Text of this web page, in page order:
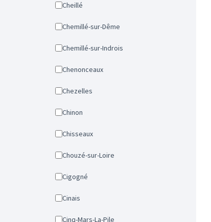
Cheillé
Chemillé-sur-Dême
Chemillé-sur-Indrois
Chenonceaux
Chezelles
Chinon
Chisseaux
Chouzé-sur-Loire
Cigogné
Cinais
Cinq-Mars-La-Pile